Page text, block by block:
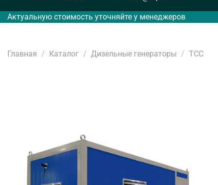
Актуальную стоимость уточняйте у менеджеров
Главная Каталог Дизельные генераторы ТСС